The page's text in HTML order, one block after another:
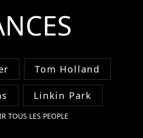
Tom Holland
Linkin Park
TOUS LES PEOPLE